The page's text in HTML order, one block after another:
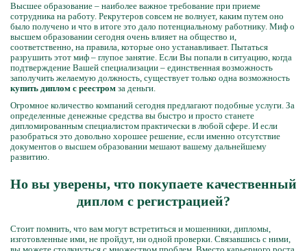
Высшее образование – наиболее важное требование при приеме
сотрудника на работу. Рекрутеров совсем не волнует, каким путем оно
было получено и что в итоге это дало потенциальному работнику. Миф о
высшем образовании сегодня очень влияет на общество и,
соответственно, на правила, которые оно устанавливает. Пытаться
разрушить этот миф – глупое занятие. Если Вы попали в ситуацию, когда
подтверждение Вашей специализации – единственная возможность
заполучить желаемую должность, существует только одна возможность
купить диплом с реестром за деньги.
Огромное количество компаний сегодня предлагают подобные услуги. За
определенные денежные средства вы быстро и просто станете
дипломированным специалистом практически в любой сфере. И если
разобраться это довольно хорошее решение, если именно отсутствие
документов о высшем образовании мешают вашему дальнейшему
развитию.
Но вы уверены, что покупаете качественный
диплом с регистрацией?
Стоит помнить, что вам могут встретиться и мошенники, дипломы,
изготовленные ими, не пройдут, ни одной проверки. Связавшись с ними,